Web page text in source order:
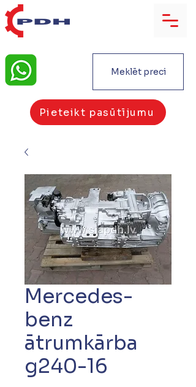
Meklēt preci
Pieteikt pasūtījumu
Mercedes-
benz
ātrumkārba
g240-16